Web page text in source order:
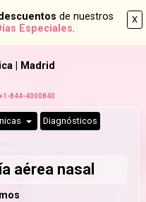
X
de nuestros
Especiales.
| Madrid
+1-844-4000840
Diagnósticos
aérea nasal